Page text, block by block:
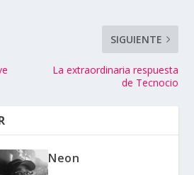
SIGUIENTE
La extraordinaria respuesta
de Tecnocio
Neon